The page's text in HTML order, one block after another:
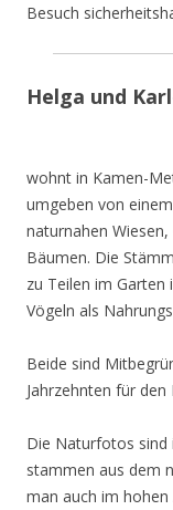
Besuch
Helga und
wohnt in Kamen-
umgeben von
naturnahen
Bäumen. Die
zu Teilen im Garten
Vögeln als
Beide sind
Jahrzehnten für
Die Naturfotos sind
stammen aus dem
man auch im